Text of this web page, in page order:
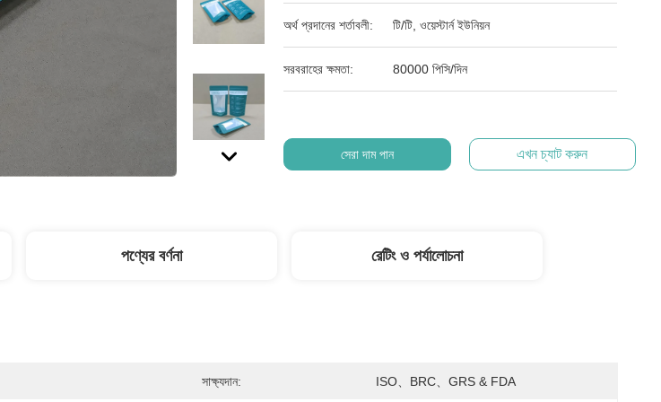
অর্থ প্রদানের শর্তাবলী: টি/টি, ওয়েস্টার্ন ইউনিয়ন
সরবরাহের ক্ষমতা: 80000 পিসি/দিন
সেরা দাম পান এখন চ্যাট করুন
পণ্যের বর্ণনা রেটিং ও পর্যালোচনা
সাক্ষ্যদান: ISO、BRC、GRS & FDA